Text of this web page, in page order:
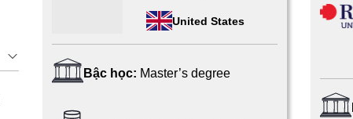
United States
Bậc học: Master’s degree